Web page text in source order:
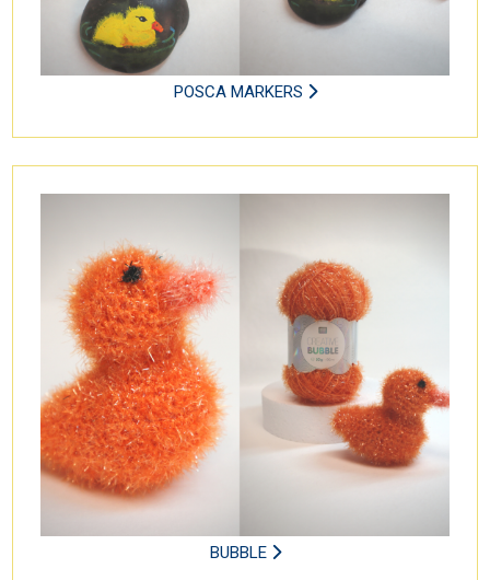
POSCA MARKERS
BUBBLE